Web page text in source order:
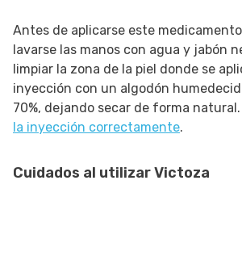
Antes de aplicarse este
lavarse las manos con agua y jabón
limpiar la zona de la piel donde se
inyección con un algodón
70%, dejando secar de forma natural.
la inyección correctamente.
Cuidados al utilizar Victoza